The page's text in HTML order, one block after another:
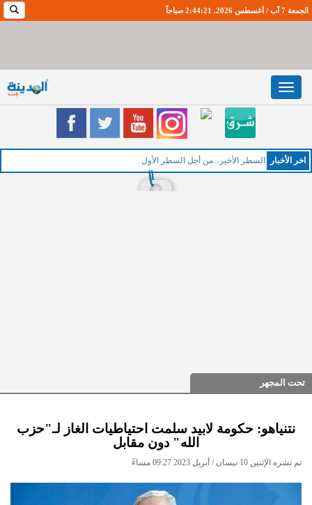
الجمعة 7 آب / أغسطس 2026. 2:44:22 صباحاً
Toggle
navigation
اخر اﻷخبار
تحت المجهر
نتنياهو: حكومة لابيد سلمت احتياطيات الغاز لـ"حزب
الله" دون مقابل
تم نشره الإثنين 10 نيسان / أبريل 2023 09:27 مساءً